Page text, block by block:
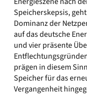
Speicherskepsis,
Dominanz der
auf das deutsche
und vier präsente
prägen in diesem
Speicher für das
Vergangenheit